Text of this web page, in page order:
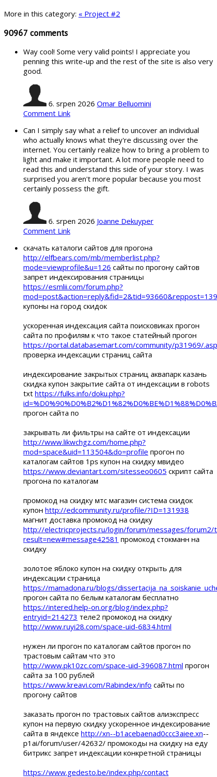
More in this category: « Project #2
90967 comments
Way cool! Some very valid points! I appreciate you
penning this write-up and the rest of the site is also very
good.
6. srpen 2026 Omar Belluomini
Comment Link
Can I simply say what a relief to uncover an individual
who actually knows what they're discussing over the
internet. You certainly realize how to bring a problem to
light and make it important. A lot more people need to
read this and understand this side of your story. I was
surprised you aren't more popular because you most
certainly possess the gift.
6. srpen 2026 Joanne Dekuyper
Comment Link
скачать каталоги сайтов для прогона
http://elfbears.com/mb/memberlist.php?
mode=viewprofile&u=126 сайты по прогону сайтов
запрет индексирования страницы
https://esmlii.com/forum.php?
купоны на город скидок
ускоренная индексация сайта поисковиках прогон
сайта по профилям к что такое статейный прогон
https://portal.databasemart.com/community/p31969/
проверка индексации страниц сайта
индексирование закрытых страниц аквапарк казань
скидка купон закрытие сайта от индексации в robots
txt https://fulks.info/doku.php?
прогон сайта по
закрывать ли фильтры на сайте от индексации
http://www.likwchgz.com/home.php?
mod=space&uid=113504&do=profile прогон по
каталогам сайтов 1ps купон на скидку мвидео
https://www.deviantart.com/sitesseo0605 скрипт сайта
прогона по каталогам
промокод на скидку мтс магазин система скидок
купон http://edcommunity.ru/profile/?ID=131938
магнит доставка промокод на скидку
http://electricprojects.ru/login/forum/messages/forum2/
result=new#message42581 промокод стокманн на
скидку
золотое яблоко купон на скидку открыть для
индексации страница
https://mamadona.ru/blogs/
прогон сайта по белым каталогам бесплатно
https://intered.help-on.org/blog/index.php?
entryid=214273 теле2 промокод на скидку
http://www.ruyi28.com/space-uid-6834.html
нужен ли прогон по каталогам сайтов прогон по
трастовым сайтам что это
http://www.pk10zc.com/space-uid-396087.html прогон
сайта за 100 рублей
https://www.kreavi.com/Rabindex/info сайты по
прогону сайтов
заказать прогон по трастовых сайтов алиэкспресс
купон на первую скидку ускоренное индексирование
сайта в яндексе http://xn--b1acebaenad0ccc3aiee.xn--
p1ai/forum/user/42632/ промокоды на скидку на еду
битрикс запрет индексации конкретной страницы
https://www.gedesto.be/index.php/contact